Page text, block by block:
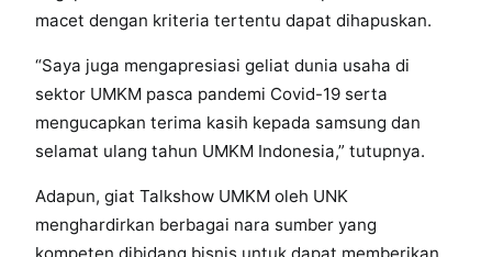
macet dengan kriteria tertentu dapat dihapuskan.
“Saya juga mengapresiasi geliat dunia usaha di
sektor UMKM pasca pandemi Covid-19 serta
mengucapkan terima kasih kepada samsung dan
selamat ulang tahun UMKM Indonesia,” tutupnya.
Adapun, giat Talkshow UMKM oleh UNK
menghardirkan berbagai nara sumber yang